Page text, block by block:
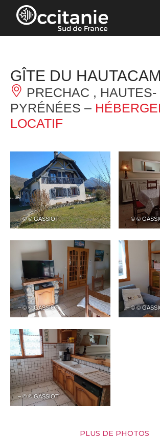
Panneau de gestion des cookies
GÎTE DU HAUTACAM
PRECHAC , HAUTES-
PYRÉNÉES –
LOCATIF
– © © GASSIOT – © ©
– © © GASSIOT – © ©
– © © GASSIOT
PLUS DE PHOTOS